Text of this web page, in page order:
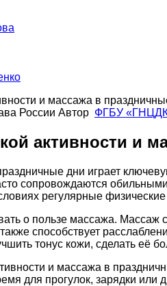
Автор ФГБУ
активности и
дни играет
сопровождаются
регулярные
о пользе массажа.
способствует
тонус кожи, сделать её
и массажа в
для прогулок, зарядки